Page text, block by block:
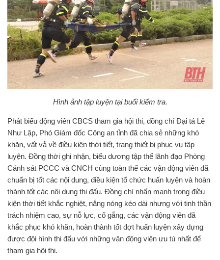
Hình ảnh tập luyện tại buổi kiểm tra.
Phát biểu động viên CBCS tham gia hội thi, đồng chí Đại tá Lê
Như Lập, Phó Giám đốc Công an tỉnh đã chia sẻ những khó
khăn, vất vả về điều kiện thời tiết, trang thiết bị phục vụ tập
luyện. Đồng thời ghi nhận, biểu dương tập thể lãnh đạo Phòng
Cảnh sát PCCC và CNCH cùng toàn thể các vận động viên đã
chuẩn bị tốt các nội dung, điều kiện tổ chức huấn luyện và hoàn
thành tốt các nội dung thi đấu. Đồng chí nhấn mạnh trong điều
kiện thời tiết khắc nghiệt, nắng nóng kéo dài nhưng với tinh thần
trách nhiệm cao, sự nỗ lực, cố gắng, các vận động viên đã
khắc phục khó khăn, hoàn thành tốt đợt huấn luyện xây dựng
được đội hình thi đấu với những vận động viên ưu tú nhất để
tham gia hội thi.